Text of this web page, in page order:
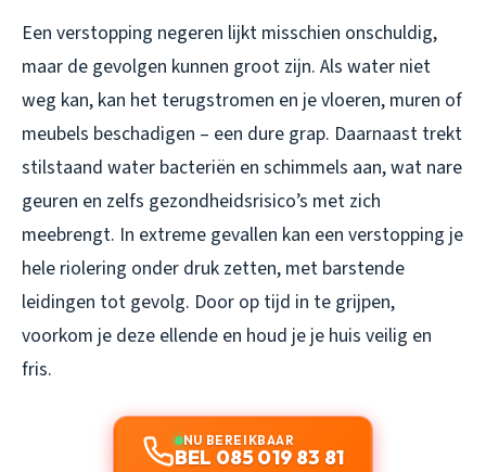
Een verstopping negeren lijkt misschien onschuldig,
maar de gevolgen kunnen groot zijn. Als water niet
weg kan, kan het terugstromen en je vloeren, muren of
meubels beschadigen – een dure grap. Daarnaast trekt
stilstaand water bacteriën en schimmels aan, wat nare
geuren en zelfs gezondheidsrisico’s met zich
meebrengt. In extreme gevallen kan een verstopping je
hele riolering onder druk zetten, met barstende
leidingen tot gevolg. Door op tijd in te grijpen,
voorkom je deze ellende en houd je je huis veilig en
fris.
NU BEREIKBAAR
BEL 085 019 83 81